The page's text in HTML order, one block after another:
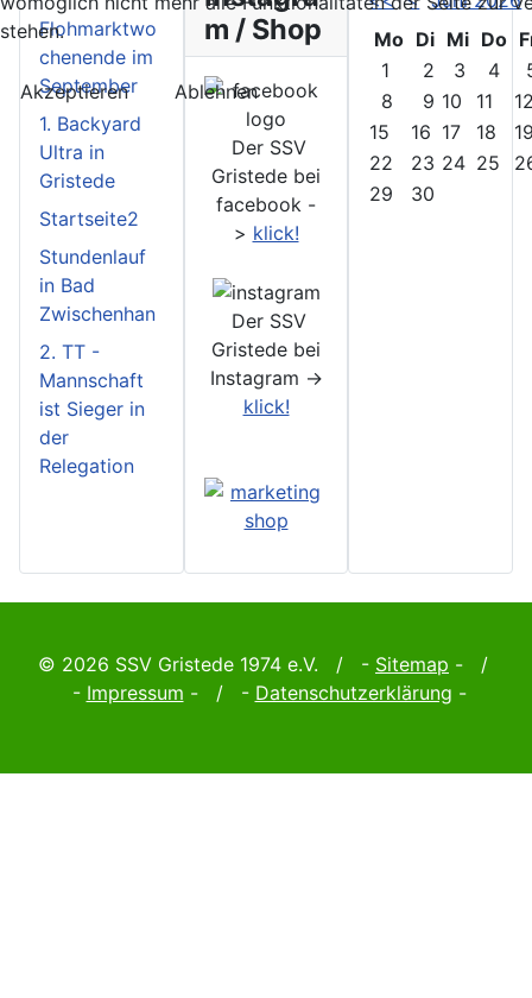
Flohmarktwo
chenende im
September
1. Backyard
Ultra in
Gristede
Startseite2
Stundenlauf
in Bad
Zwischenhan
2. TT -
Mannschaft
ist Sieger in
der
Relegation
m / Shop
Der SSV
Gristede bei
facebook -
> klick!
Der SSV
Gristede bei
Instagram ->
klick!
Mo Di Mi Do
1
2 3 4
8
9 10 11
15
16 17 18
22
23 24 25
29
30
© 2026 SSV Gristede 1974 e.V. / - Sitemap - /
- Impressum - / - Datenschutzerklärung -
stehen.
Akzeptieren Ablehnen